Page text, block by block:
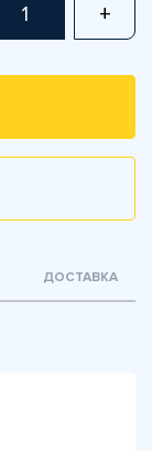
+
ДОСТАВКА